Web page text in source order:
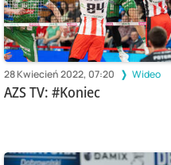
28 Kwiecień 2022, 07:20 Wideo
AZS TV: #Koniec